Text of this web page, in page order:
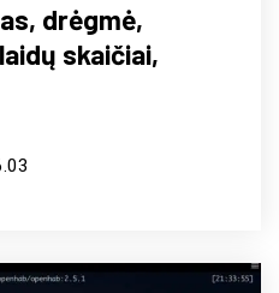
drėgmė,
skaičiai,